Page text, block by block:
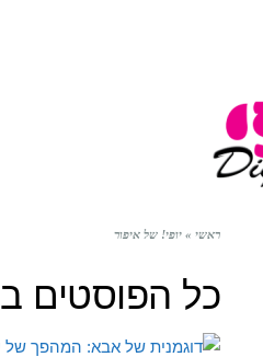
ראשי » יופי! של איפור
כל הפוסטים ב